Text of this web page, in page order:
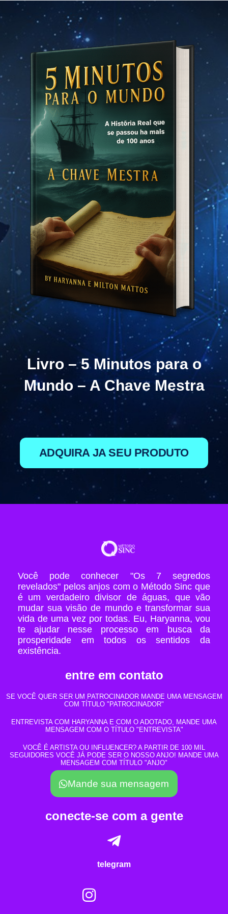
Livro – 5 Minutos para o
Mundo – A Chave Mestra
ADQUIRA JA SEU PRODUTO
Você pode conhecer "Os 7 segredos
revelados" pelos anjos com o Método Sinc que
é um verdadeiro divisor de águas, que vão
mudar sua visão de mundo e transformar sua
vida de uma vez por todas. Eu, Haryanna, vou
te ajudar nesse processo em busca da
prosperidade em todos os sentidos da
existência.
entre em contato
SE VOCÊ QUER SER UM PATROCINADOR MANDE UMA MENSAGEM
COM TÍTULO "PATROCINADOR"
ENTREVISTA COM HARYANNA E COM O ADOTADO, MANDE UMA
MENSAGEM COM O TÍTULO "ENTREVISTA"
VOCÊ É ARTISTA OU INFLUENCER? A PARTIR DE 100 MIL
SEGUIDORES VOCÊ JÁ PODE SER O NOSSO ANJO! MANDE UMA
MENSAGEM COM TÍTULO "ANJO"
Mande sua mensagem
conecte-se com a gente
telegram